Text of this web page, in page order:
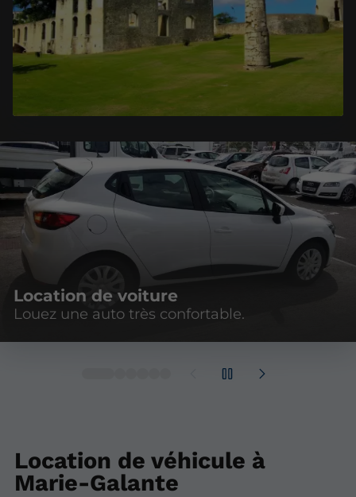
Location de voiture
Louez une auto très confortable.
Location de véhicule à
Marie-Galante